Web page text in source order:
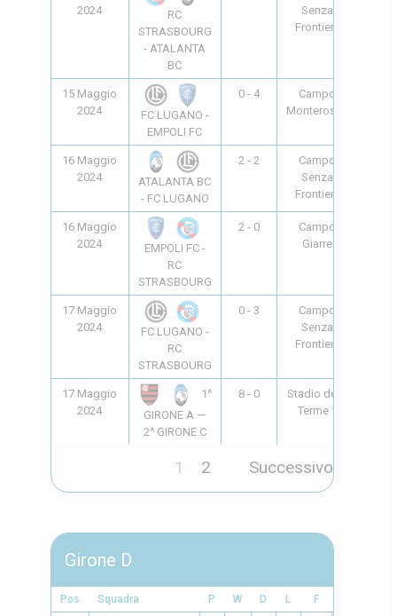
2024
RC
STRASBOURG
- ATALANTA
BC
Senza
Frontiere
15 Maggio
2024
FC LUGANO -
EMPOLI FC
0 - 4
Campo
Monterosso
16 Maggio
2024
ATALANTA BC
- FC LUGANO
2 - 2
Campo
Senza
Frontiere
16 Maggio
2024
EMPOLI FC -
RC
STRASBOURG
2 - 0
Campo
Giarre
17 Maggio
2024
FC LUGANO -
RC
STRASBOURG
0 - 3
Campo
Senza
Frontiere
17 Maggio
2024
1^
GIRONE A —
2^ GIRONE C
8 - 0
Stadio delle
Terme *
1 2 Successivo
Girone D
Pos Squadra P W D L F